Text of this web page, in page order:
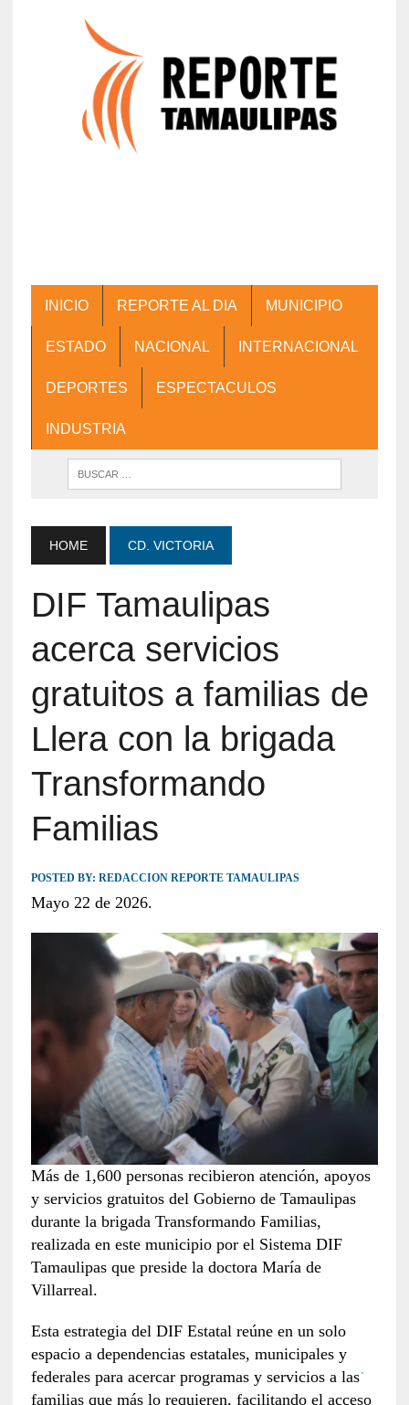
INICIO REPORTE AL DIA MUNICIPIO
ESTADO NACIONAL INTERNACIONAL
DEPORTES ESPECTACULOS
INDUSTRIA
HOME CD. VICTORIA
DIF Tamaulipas
acerca servicios
gratuitos a familias de
Llera con la brigada
Transformando
Familias
POSTED BY: REDACCION REPORTE TAMAULIPAS
Mayo 22 de 2026.
Más de 1,600 personas recibieron atención, apoyos
y servicios gratuitos del Gobierno de Tamaulipas
durante la brigada Transformando Familias,
realizada en este municipio por el Sistema DIF
Tamaulipas que preside la doctora María de
Villarreal.
Esta estrategia del DIF Estatal reúne en un solo
espacio a dependencias estatales, municipales y
federales para acercar programas y servicios a las
familias que más lo requieren, facilitando el acceso